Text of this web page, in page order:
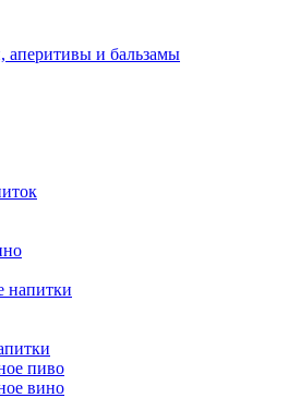
аперитивы и бальзамы
напитки
пиво
вино